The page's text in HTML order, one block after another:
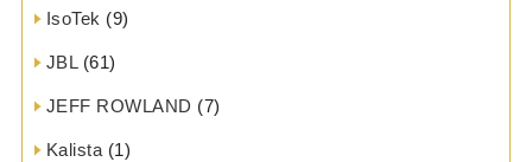
IsoTek (9)
JBL(61)
JEFF ROWLAND (7)
Kalista (1)